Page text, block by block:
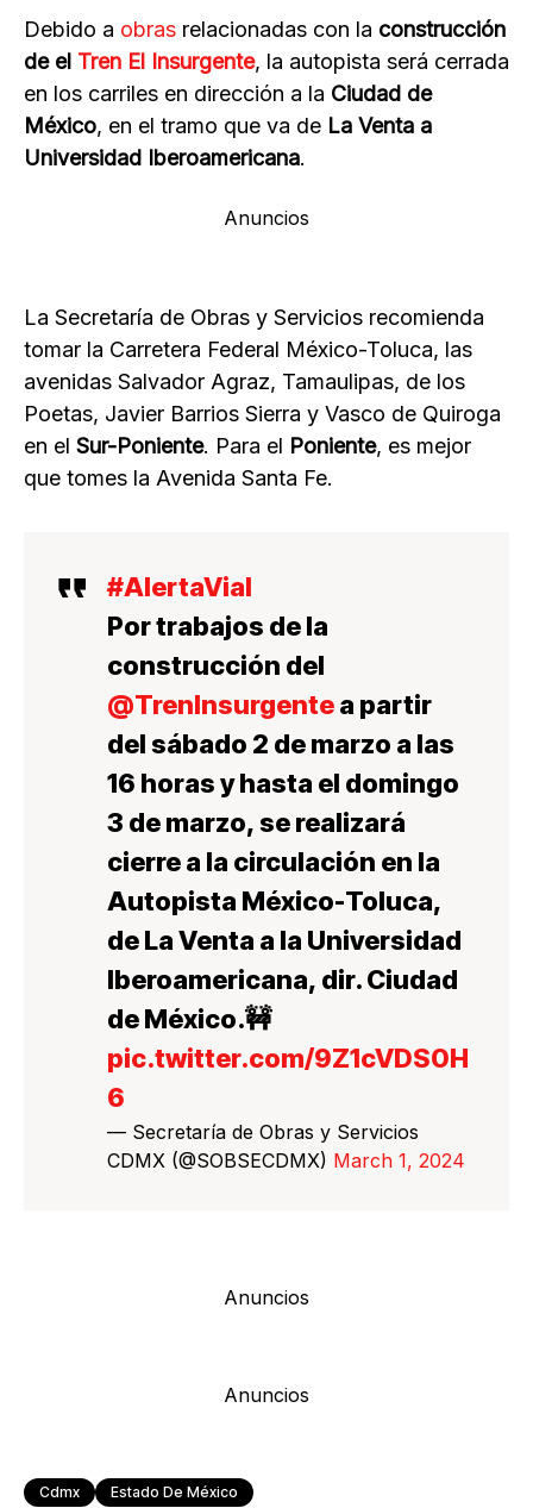
Debido a obras relacionadas con la construcción
de el Tren El Insurgente, la autopista será cerrada
en los carriles en dirección a la Ciudad de
México, en el tramo que va de La Venta a
Universidad Iberoamericana.
Anuncios
La Secretaría de Obras y Servicios recomienda
tomar la Carretera Federal México-Toluca, las
avenidas Salvador Agraz, Tamaulipas, de los
Poetas, Javier Barrios Sierra y Vasco de Quiroga
en el Sur-Poniente. Para el Poniente, es mejor
que tomes la Avenida Santa Fe.
#AlertaVial
Por trabajos de la
construcción del
@TrenInsurgentea partir
del sábado 2 de marzo a las
16 horas y hasta el domingo
3 de marzo, se realizará
cierre a la circulación en la
Autopista México-Toluca,
de La Venta a la Universidad
Iberoamericana, dir. Ciudad
de México.🚧
pic.twitter.com/9Z1cVDS0H
6
— Secretaría de Obras y Servicios
CDMX (@SOBSECDMX) March 1, 2024
Anuncios
Anuncios
Cdmx Estado De México